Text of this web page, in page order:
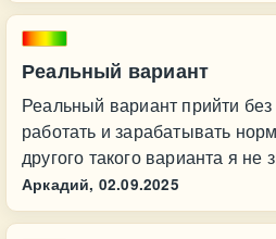
Реальный вариант
Реальный вариант прийти
работать и зарабатывать
другого такого варианта я не
Аркадий, 02.09.2025